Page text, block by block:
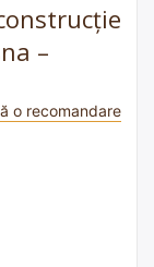
–
o recomandare